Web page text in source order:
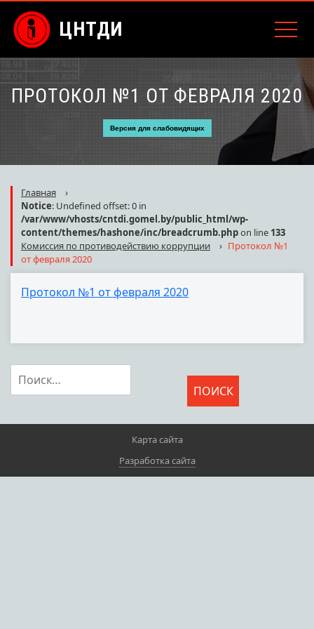
ЦНТДИ
ПРОТОКОЛ №1 ОТ ФЕВРАЛЯ 2020
Версия для слабовидящих
Главная
›
Notice: Undefined offset: 0 in
/var/www/vhosts/cntdi.gomel.by/public_html/wp-
content/themes/hashone/inc/breadcrumb.phpon line 133
Комиссия по противодействию коррупции
› Протокол №1
от февраля 2020
Протокол №1 от февраля 2020
Найти:
Карта сайта
Разработка сайта